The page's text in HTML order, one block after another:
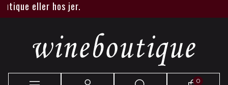
eller hos jer.
0